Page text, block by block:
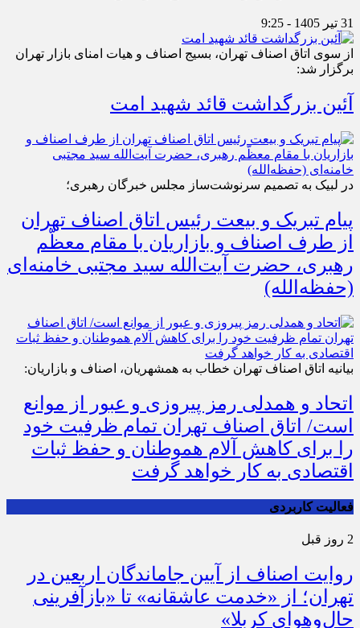
31 تیر 1405 - 9:25
از سوی اتاق اصناف تهران، بسیج اصناف و هیات امنای بازار تهران
برگزار شد:
آئین بزرگداشت قائد شهید امت
در لبیک به تصمیم سرنوشت‌ساز مجلس خبرگان رهبری؛
پیام تبریک و بیعت رئیس اتاق اصناف تهران
از طرف اصناف و بازاریان با مقام معظّم
رهبری، حضرت آیت‌الله سید مجتبی خامنه‌ای
(حفظه‌الله)
بیانیه اتاق اصناف تهران خطاب به همشهریان، اصناف و بازاریان:
اتحاد و همدلی رمز پیروزی و عبور از موانع
است/ اتاق اصناف تهران تمام ظرفیت خود
را برای کاهش آلام هموطنان و حفظ ثبات
اقتصادی به کار خواهد گرفت
فعالیت کاربردی
2 روز قبل
روایت اصناف از آیین جاماندگان اربعین در
تهران؛ از «خدمت عاشقانه» تا «بازآفرینی
حال‌وهوای کربلا»